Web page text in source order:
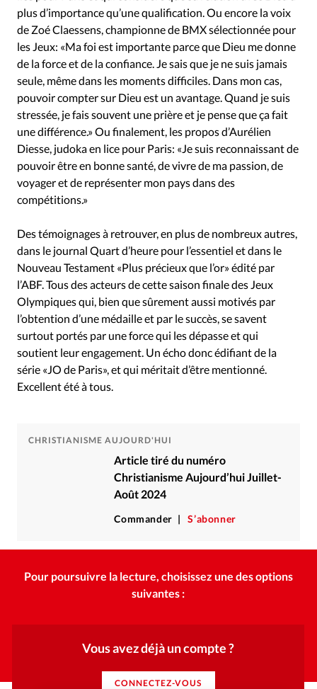
plus d’importance qu’une qualification. Ou encore la voix
de Zoé Claessens, championne de BMX sélectionnée pour
les Jeux: «Ma foi est importante parce que Dieu me donne
de la force et de la confiance. Je sais que je ne suis jamais
seule, même dans les moments difficiles. Dans mon cas,
pouvoir compter sur Dieu est un avantage. Quand je suis
stressée, je fais souvent une prière et je pense que ça fait
une différence.» Ou finalement, les propos d’Aurélien
Diesse, judoka en lice pour Paris: «Je suis reconnaissant de
pouvoir être en bonne santé, de vivre de ma passion, de
voyager et de représenter mon pays dans des
compétitions.»
Des témoignages à retrouver, en plus de nombreux autres,
dans le journal Quart d’heure pour l’essentiel et dans le
Nouveau Testament «Plus précieux que l’or» édité par
l’ABF. Tous des acteurs de cette saison finale des Jeux
Olympiques qui, bien que sûrement aussi motivés par
l’obtention d’une médaille et par le succès, se savent
surtout portés par une force qui les dépasse et qui
soutient leur engagement. Un écho donc édifiant de la
série «JO de Paris», et qui méritait d’être mentionné.
Excellent été à tous.
CHRISTIANISME AUJOURD'HUI
Article tiré du numéro
Christianisme Aujourd’hui Juillet-
Août 2024
Commander S’abonner
Pour poursuivre la lecture, choisissez une des options
suivantes :
Vous avez déjà un compte ?
CONNECTEZ-VOUS